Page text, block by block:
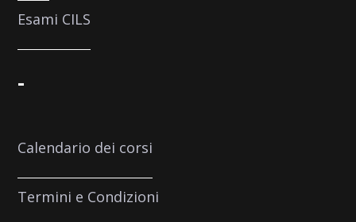
Esami CILS
-
Calendario dei corsi
Termini e Condizioni